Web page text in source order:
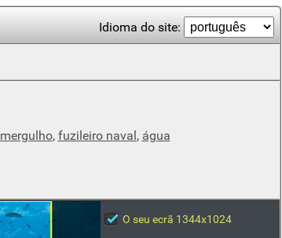
Idioma do site:
mergulho, fuzileiro naval, água
O seu ecrã 1344x1024